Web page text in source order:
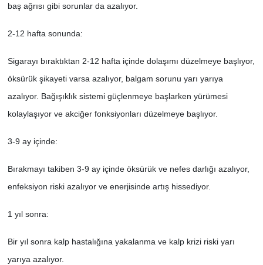
baş ağrısı gibi sorunlar da azalıyor.
2-12 hafta sonunda:
Sigarayı bıraktıktan 2-12 hafta içinde dolaşımı düzelmeye başlıyor,
öksürük şikayeti varsa azalıyor, balgam sorunu yarı yarıya
azalıyor. Bağışıklık sistemi güçlenmeye başlarken yürümesi
kolaylaşıyor ve akciğer fonksiyonları düzelmeye başlıyor.
3-9 ay içinde:
Bırakmayı takiben 3-9 ay içinde öksürük ve nefes darlığı azalıyor,
enfeksiyon riski azalıyor ve enerjisinde artış hissediyor.
1 yıl sonra:
Bir yıl sonra kalp hastalığına yakalanma ve kalp krizi riski yarı
yarıya azalıyor.